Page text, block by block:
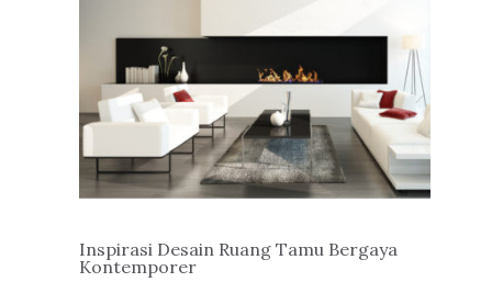
Inspirasi Desain Ruang Tamu Bergaya
Kontemporer